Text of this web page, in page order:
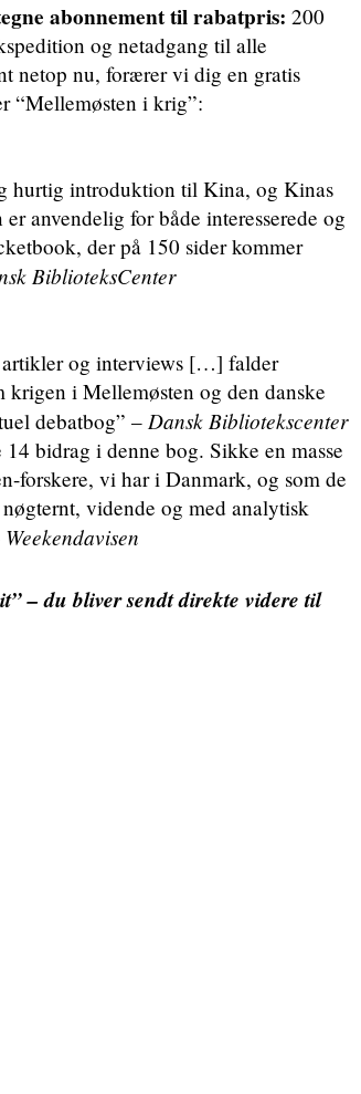
abonnement til rabatpris: 200
og netadgang til alle
netop nu, forærer vi dig en gratis
“Mellemøsten i krig”:
hurtig introduktion til Kina, og Kinas
anvendelig for både interesserede og
der på 150 sider kommer
BiblioteksCenter
artikler og interviews […] falder
i Mellemøsten og den danske
debatbog” – Dansk Bibliotekscenter
bidrag i denne bog. Sikke en masse
forskere, vi har i Danmark, og som de
vidende og med analytisk
Weekendavisen
– du bliver sendt direkte videre til